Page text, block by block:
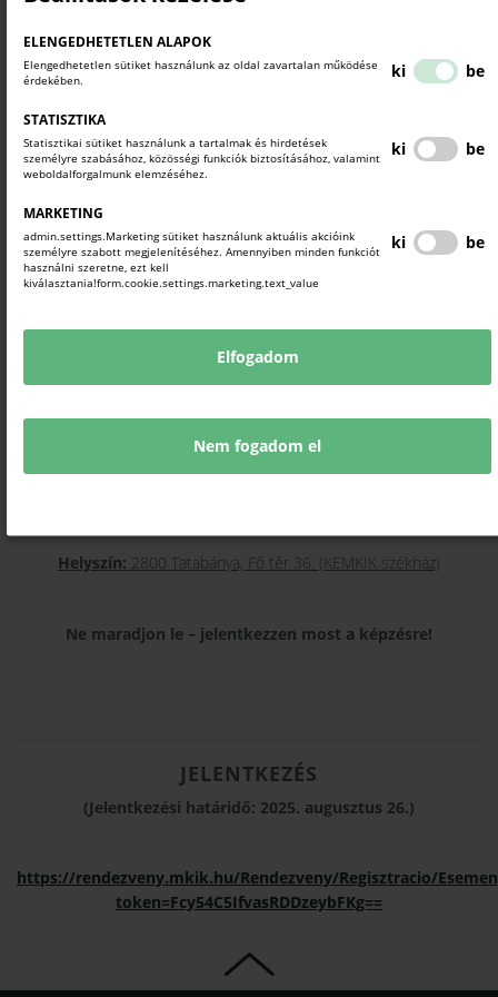
ELENGEDHETETLEN ALAPOK
Elengedhetetlen sütiket használunk az oldal zavartalan működése
érdekében.
ki be
STATISZTIKA
Statisztikai sütiket használunk a tartalmak és hirdetések
személyre szabásához, közösségi funkciók biztosításához, valamint
weboldalforgalmunk elemzéséhez.
ki be
MARKETING
admin.settings.Marketing sütiket használunk aktuális akcióink
személyre szabott megjelenítéséhez. Amennyiben minden funkciót
használni szeretne, ezt kell
kiválasztania!form.cookie.settings.marketing.text_value
ki be
Elfogadom
Nem fogadom el
MI EZ A KÉPZÉS?
A Vállalkozásfejlesztési Projekt (VFP) részeként megvalósuló
blended learning tanfolyam az alábbi elemekből áll:
személyes konzultáció;
tanúsítvány a teszt és részvétel után.
Kezdő vállalkozóknak,.
továbbá azoknak, akiknek már működik a cégük, de
bizonytalanok pénzügyi, adminisztratív vagy stratégiai
MIÉRT ÉRDEMES JELENTKEZNI?
Térítésmentes részvétel
Hiteles tanúsítvány a végén
Helyszín: 2800 Tatabánya, Fő tér 36. (KEMKIK székház)
Ne maradjon le – jelentkezzen most a képzésre!
JELENTKEZÉS
(Jelentkezési határidő: 2025. augusztus 26.)
https://rendezveny.mkik.hu/Rendezveny/Regisztracio/
token=Fcy54C5IfvasRDDzeybFKg==